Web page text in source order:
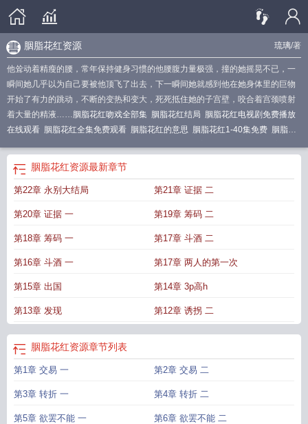
琉璃/著
胭脂花红资源
他耸动着精瘦的腰，常年保持健身习惯的他腰腹力量极强，撞的她摇晃不已，一
瞬间她几乎以为自己要被他顶飞了出去，下一瞬间她就感到他在她身体里的巨物
开始了有力的跳动，不断的变热和变大，死死抵住她的子宫壁，咬合着宫颈喷射
着大量的精液…… 胭脂花红吻戏全部集 胭脂花红结局
胭脂花红电视剧免费播放
在线观看 胭脂花红全集免费观看 胭脂花红的意思 胭脂花红1-40集免费 胭脂红
胭脂花红范旭川 胭脂花红欧阳思嘉在线阅读
花红17集免费观看
红焦恩俊吻戏哪一集胭脂花红沈之玲 胭脂花红最后和谁在一起了
阳思嘉最新章节更新
胭脂花红电视剧全集在线观看
川喜欢谁 胭脂花红11 胭脂花红演员表 胭脂花红焦恩俊
局胭脂花红在线观看 胭脂花红石康文和之玲
红胭脂花红片头曲 眼里全是胭脂花红
红范旭川是牛郎
胭脂红有什么用 胭脂花红15
费观看胭脂花红电视剧免费观看完整版全集高清胭脂花红林彩娟胭脂红赏胭
脂花红中双双出轨在第几集胭脂花红吻戏在第几集
脂花红演员表介绍胭脂花红歌词胭脂花红是什么意思胭脂花红大结局是什
么胭脂花红高清版 胭脂花红范旭川到底爱谁
胭脂花红资源最新章节
第22章 永别大结局 第21章 证据 二
第20章 证据 一 第19章 筹码 二
第18章 筹码 一 第17章 斗酒 二
第16章 斗酒 一 第17章 两人的第一次
第15章 出国 第14章 3p高h
第13章 发现 第12章 诱拐 二
胭脂花红资源章节列表
第1章 交易 一 第2章 交易 二
第3章 转折 一 第4章 转折 二
第5章 欲罢不能 一 第6章 欲罢不能 二